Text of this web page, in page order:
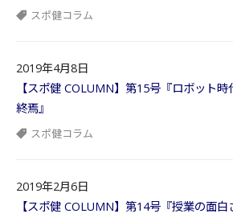
スポ健コラム
2019年4月8日
【スポ健 COLUMN】第15号『ロボット
終焉』
スポ健コラム
2019年2月6日
【スポ健 COLUMN】第14号『授業の面白